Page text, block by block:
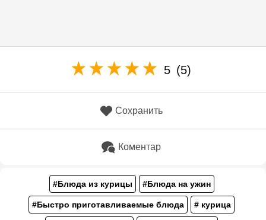
5 (5)
Сохранить
Коментар
#Блюда из курицы #Блюда на ужин
#Быстро приготавливаемые блюда # курица